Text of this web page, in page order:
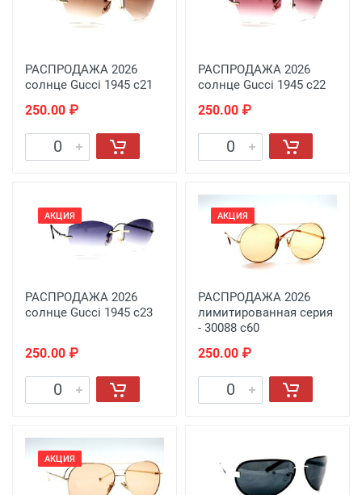
РАСПРОДАЖА 2026
солнце Gucci 1945 c21
250.00 ₽
РАСПРОДАЖА 2026
солнце Gucci 1945 c22
250.00 ₽
АКЦИЯ
РАСПРОДАЖА 2026
солнце Gucci 1945 c23
250.00 ₽
АКЦИЯ
РАСПРОДАЖА 2026
лимитированная серия
- 30088 с60
250.00 ₽
АКЦИЯ